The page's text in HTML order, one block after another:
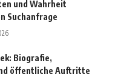
und Wahrheit
Suchanfrage
Biografie,
öffentliche Auftritte